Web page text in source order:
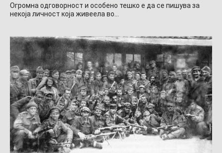
Огромна одговорност и особено тешко е да се пишува за
некоја личност која живеела во…